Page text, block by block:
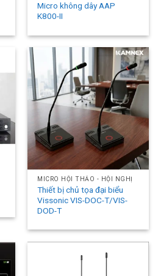
Micro không dây AAP
K800-II
MICRO HỘI THẢO - HỘI NGHỊ
Thiết bị chủ tọa đại biểu
Vissonic VIS-DOC-T/VIS-
DOD-T